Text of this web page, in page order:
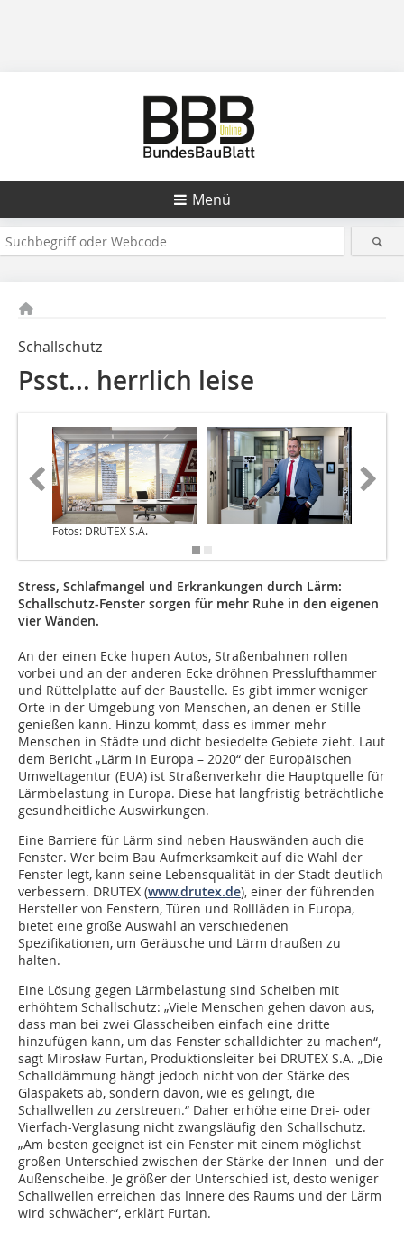
Menü
Schallschutz
Psst... herrlich leise
Fotos: DRUTEX S.A.
Stress, Schlafmangel und Erkrankungen durch Lärm:
Schallschutz-Fenster sorgen für mehr Ruhe in den eigenen
vier Wänden.
An der einen Ecke hupen Autos, Straßenbahnen rollen
vorbei und an der anderen Ecke dröhnen Presslufthammer
und Rüttelplatte auf der Baustelle. Es gibt immer weniger
Orte in der Umgebung von Menschen, an denen er Stille
genießen kann. Hinzu kommt, dass es immer mehr
Menschen in Städte und dicht besiedelte Gebiete zieht. Laut
dem Bericht „Lärm in Europa – 2020“ der Europäischen
Umweltagentur (EUA) ist Straßenverkehr die Hauptquelle für
Lärmbelastung in Europa. Diese hat langfristig beträchtliche
gesundheitliche Auswirkungen.
Eine Barriere für Lärm sind neben Hauswänden auch die
Fenster. Wer beim Bau Aufmerksamkeit auf die Wahl der
Fenster legt, kann seine Lebensqualität in der Stadt deutlich
verbessern. DRUTEX (www.drutex.de), einer der führenden
Hersteller von Fenstern, Türen und Rollläden in Europa,
bietet eine große Auswahl an verschiedenen
Spezifikationen, um Geräusche und Lärm draußen zu
halten.
Eine Lösung gegen Lärmbelastung sind Scheiben mit
erhöhtem Schallschutz: „Viele Menschen gehen davon aus,
dass man bei zwei Glasscheiben einfach eine dritte
hinzufügen kann, um das Fenster schalldichter zu machen“,
sagt Mirosław Furtan, Produktionsleiter bei DRUTEX S.A. „Die
Schalldämmung hängt jedoch nicht von der Stärke des
Glaspakets ab, sondern davon, wie es gelingt, die
Schallwellen zu zerstreuen.“ Daher erhöhe eine Drei- oder
Vierfach-Verglasung nicht zwangsläufig den Schallschutz.
„Am besten geeignet ist ein Fenster mit einem möglichst
großen Unterschied zwischen der Stärke der Innen- und der
Außenscheibe. Je größer der Unterschied ist, desto weniger
Schallwellen erreichen das Innere des Raums und der Lärm
wird schwächer“, erklärt Furtan.